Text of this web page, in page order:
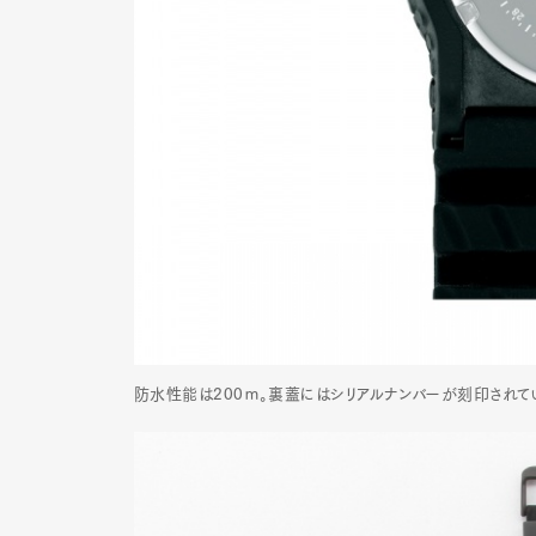
防水性能は200ｍ。裏蓋にはシリアルナンバーが刻印されて